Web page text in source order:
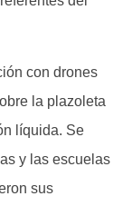
con drones
la plazoleta
líquida. Se
y las escuelas
sus